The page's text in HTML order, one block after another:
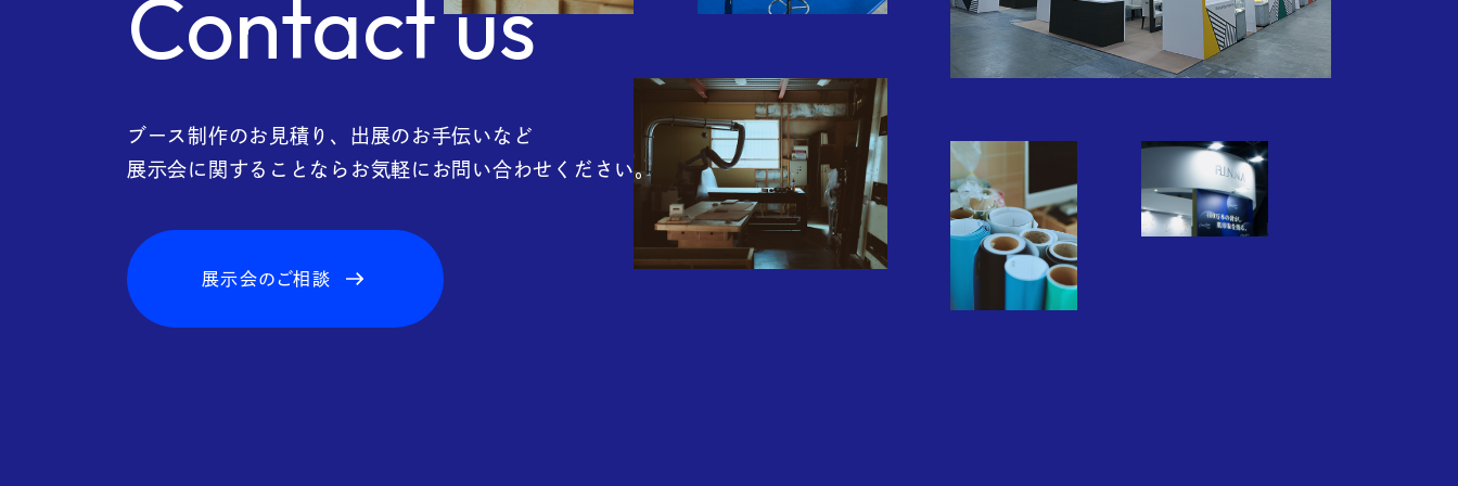
FAQ
Blog
Contact us
ブース制作のお見積り、出展のお手伝いなど
展示会に関することならお気軽にお問い合わせください。
展示会のご相談